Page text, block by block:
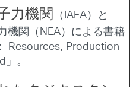
力機関
（IAEA）と
機関（NEA）による書籍
Resources, Production
。